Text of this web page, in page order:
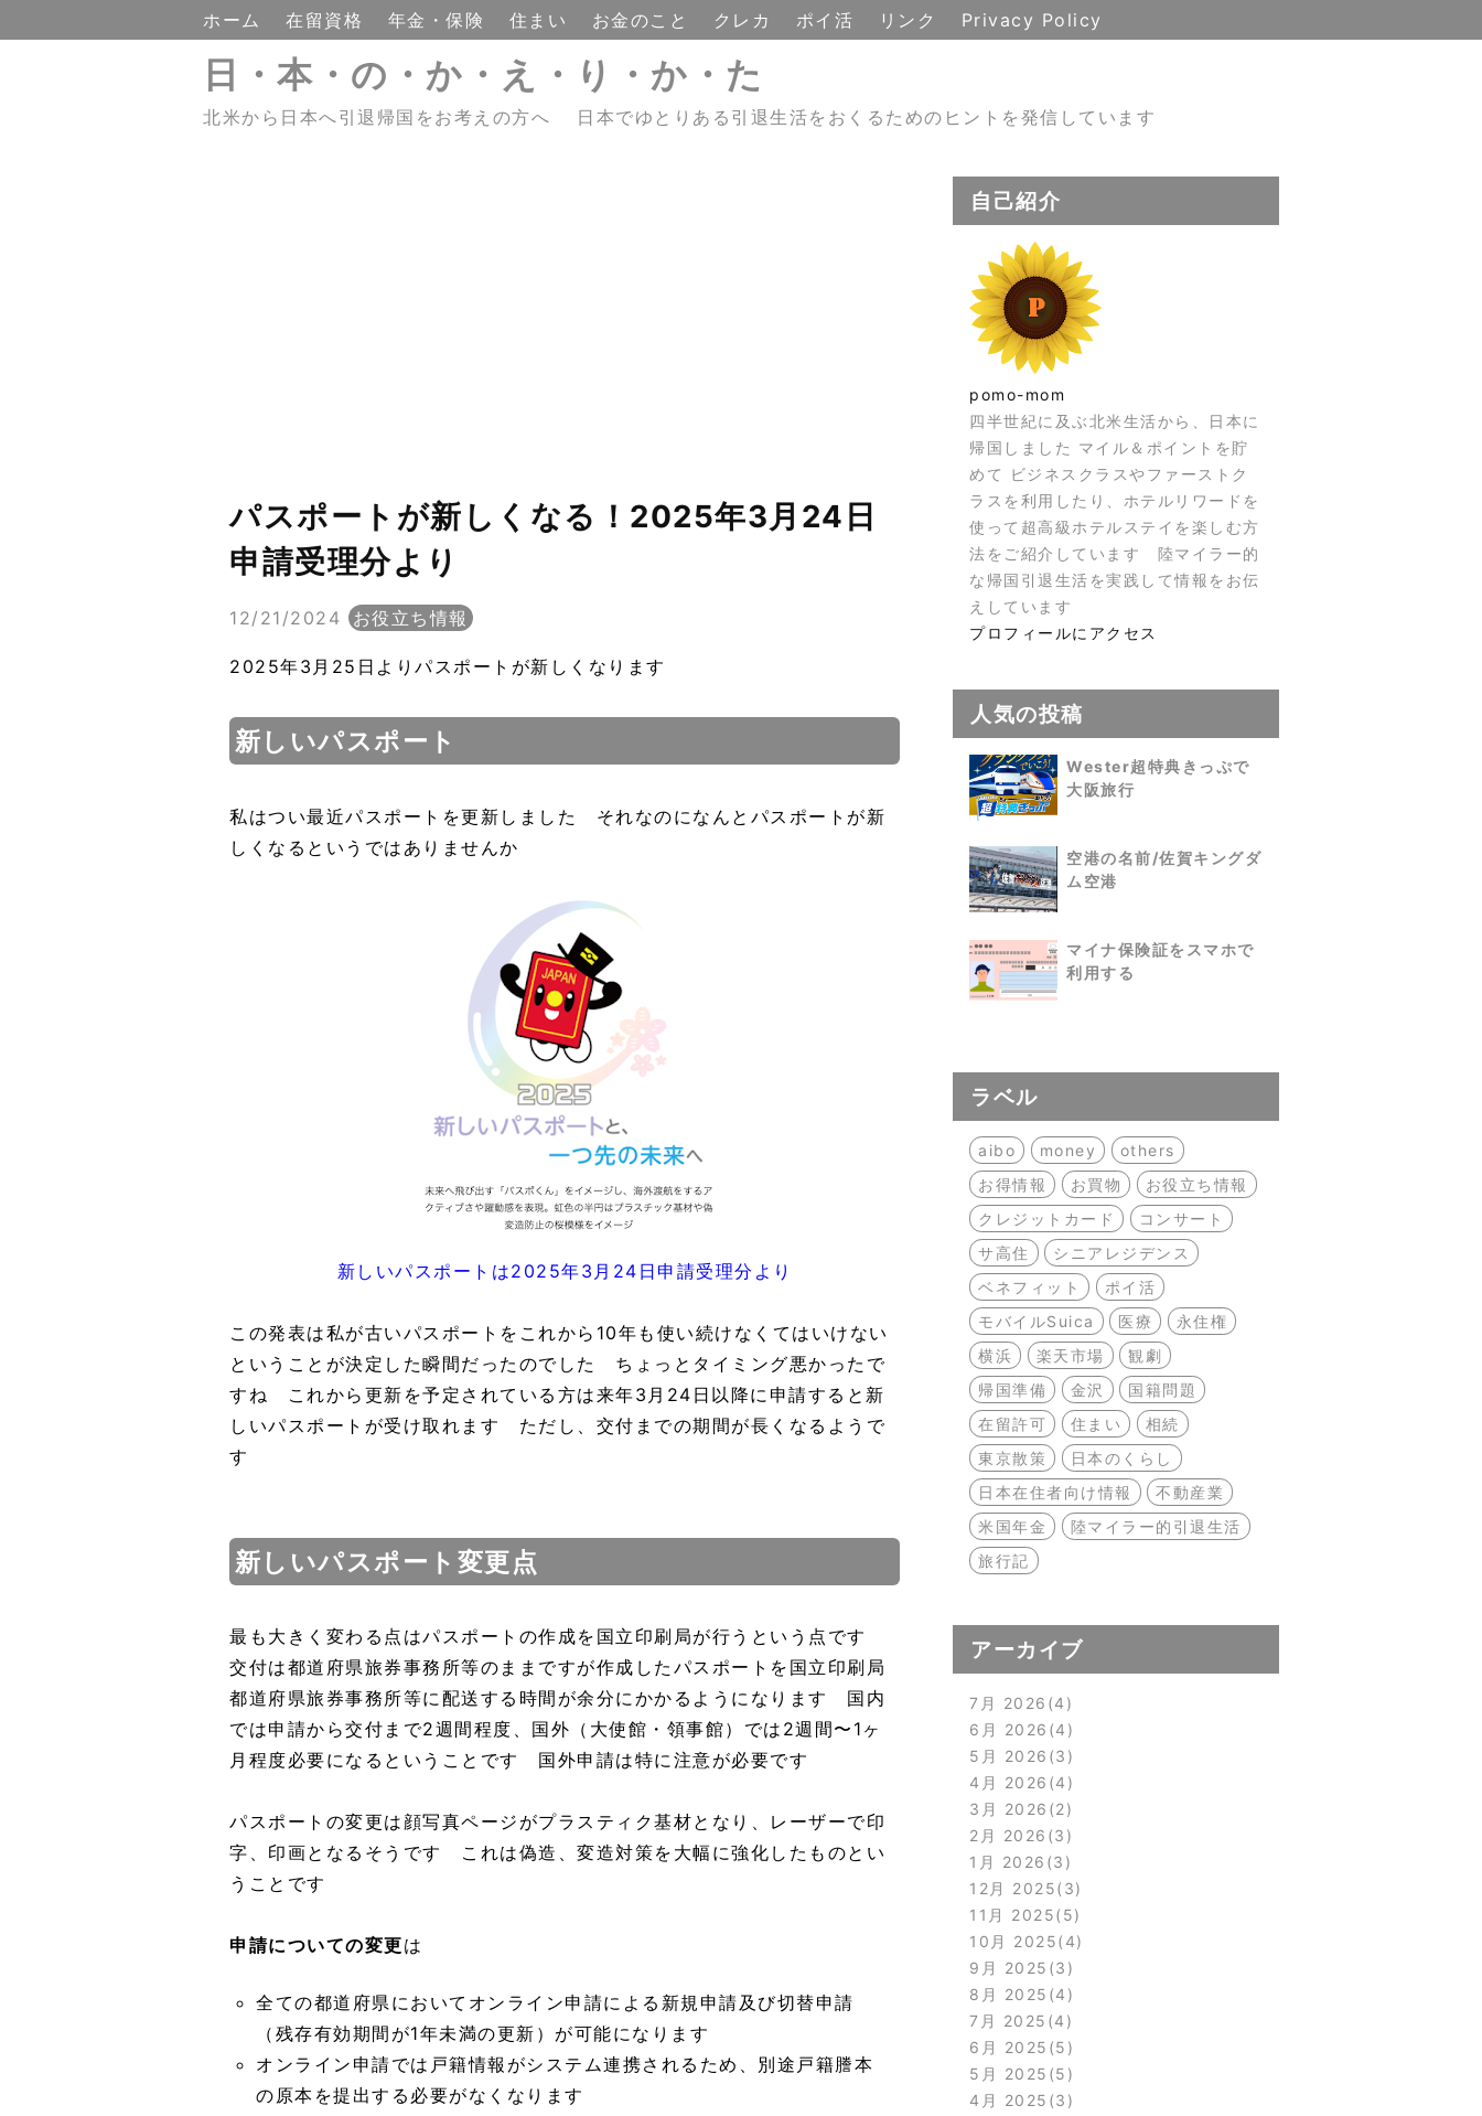
ホーム 在留資格 年金・保険 住まい お金のこと クレカ ポイ活 リンク Privacy Policy
日・本・の・か・え・り・か・た
北米から日本へ引退帰国をお考えの方へ 日本でゆとりある引退生活をおくるためのヒントを発信しています
パスポートが新しくなる！2025年3月24日
申請受理分より
12/21/2024 お役立ち情報
2025年3月25日よりパスポートが新しくなります
新しいパスポート
私はつい最近パスポートを更新しました それなのになんとパスポートが新
しくなるというではありませんか
新しいパスポートは2025年3月24日申請受理分より
この発表は私が古いパスポートをこれから10年も使い続けなくてはいけない
ということが決定した瞬間だったのでした ちょっとタイミング悪かったで
すね これから更新を予定されている方は来年3月24日以降に申請すると新
しいパスポートが受け取れます ただし、交付までの期間が長くなるようで
す
新しいパスポート変更点
最も大きく変わる点はパスポートの作成を国立印刷局が行うという点です
交付は都道府県旅券事務所等のままですが作成したパスポートを国立印刷局
都道府県旅券事務所等に配送する時間が余分にかかるようになります 国内
では申請から交付まで2週間程度、国外（大使館・領事館）では2週間〜1ヶ
月程度必要になるということです 国外申請は特に注意が必要です
パスポートの変更は顔写真ページがプラスティク基材となり、レーザーで印
字、印画となるそうです これは偽造、変造対策を大幅に強化したものとい
うことです
申請についての変更は
全ての都道府県においてオンライン申請による新規申請及び切替申請
（残存有効期間が1年未満の更新）が可能になります
オンライン申請では戸籍情報がシステム連携されるため、別途戸籍謄本
の原本を提出する必要がなくなります
自己紹介
pomo-mom
四半世紀に及ぶ北米生活から、日本に
帰国しました マイル＆ポイントを貯
めて ビジネスクラスやファーストク
ラスを利用したり、ホテルリワードを
使って超高級ホテルステイを楽しむ方
法をご紹介しています 陸マイラー的
な帰国引退生活を実践して情報をお伝
えしています
プロフィールにアクセス
人気の投稿
Wester超特典きっぷで
大阪旅行
空港の名前/佐賀キングダ
ム空港
マイナ保険証をスマホで
利用する
ラベル
aibo money
others
お得情報
お買物
お役立ち情報
クレジットカード
コンサート
サ高住
シニアレジデンス
ベネフィット
ポイ活
モバイルSuica
医療
永住権
横浜
楽天市場
観劇
帰国準備
金沢
国籍問題
在留許可
住まい
相続
東京散策
日本のくらし
日本在住者向け情報
不動産業
米国年金
陸マイラー的引退生活
旅行記
アーカイブ
7月 2026 4
6月 2026 4
5月 2026 3
4月 2026 4
3月 2026 2
2月 2026 3
1月 2026 3
12月 2025 3
11月 2025 5
10月 2025 4
9月 2025 3
8月 2025 4
7月 2025 4
6月 2025 5
5月 2025 5
4月 2025 3